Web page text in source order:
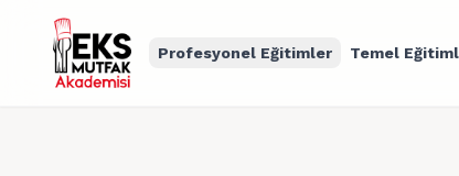
Profesyonel Eğitimler Temel